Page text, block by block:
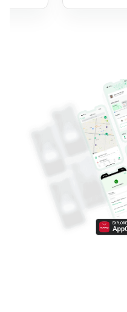
الملك فهد
الملك فهد
حي الفاخرية